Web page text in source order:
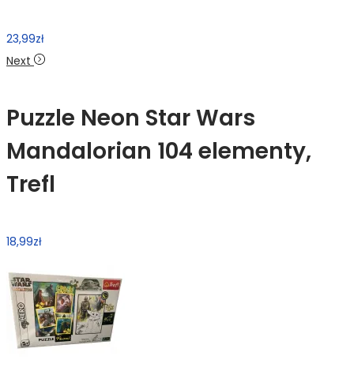
23,99zł
Next
Puzzle Neon Star Wars
Mandalorian 104 elementy,
Trefl
18,99zł